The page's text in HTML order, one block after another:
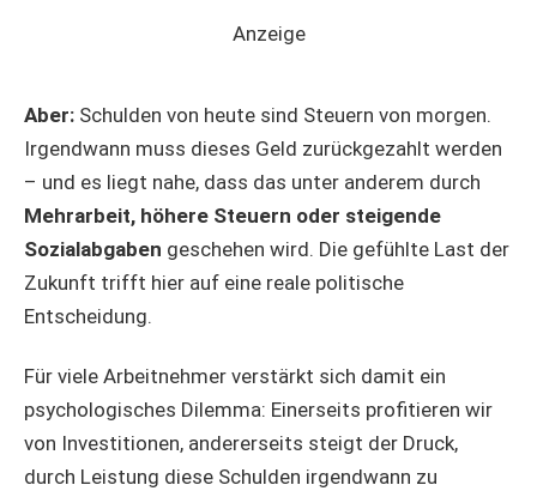
Anzeige
Aber: Schulden von heute sind Steuern von morgen.
Irgendwann muss dieses Geld zurückgezahlt werden
– und es liegt nahe, dass das unter anderem durch
Mehrarbeit, höhere Steuern oder steigende
Sozialabgaben geschehen wird. Die gefühlte Last der
Zukunft trifft hier auf eine reale politische
Entscheidung.
Für viele Arbeitnehmer verstärkt sich damit ein
psychologisches Dilemma: Einerseits profitieren wir
von Investitionen, andererseits steigt der Druck,
durch Leistung diese Schulden irgendwann zu